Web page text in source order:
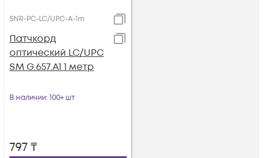
SNR-PC-LC/UPC-A-1m
Патчкорд
оптический LC/UPC
SM G.657.A1 1 метр
В наличии: 100+ шт
797₸